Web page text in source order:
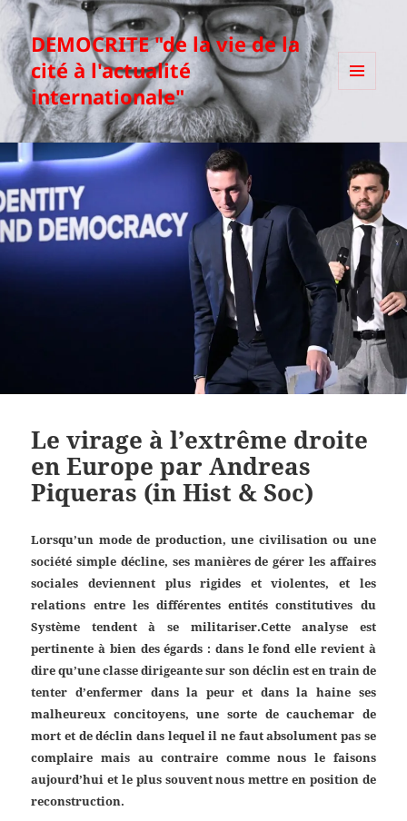
DEMOCRITE "de la vie de la
cité à l'actualité
internationale"
Le virage à l’extrême droite
en Europe par Andreas
Piqueras (in Hist & Soc)
Lorsqu’un mode de production, une civilisation ou une
société simple décline, ses manières de gérer les affaires
sociales deviennent plus rigides et violentes, et les
relations entre les différentes entités constitutives du
Système tendent à se militariser.Cette analyse est
pertinente à bien des égards : dans le fond elle revient à
dire qu’une classe dirigeante sur son déclin est en train de
tenter d’enfermer dans la peur et dans la haine ses
malheureux concitoyens, une sorte de cauchemar de
mort et de déclin dans lequel il ne faut absolument pas se
complaire mais au contraire comme nous le faisons
aujourd’hui et le plus souvent nous mettre en position de
reconstruction.